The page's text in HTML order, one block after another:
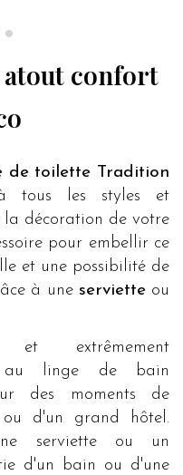
atout confort
de toilette Tradition
tous les styles et
décoration de votre
pour embellir ce
et une possibilité de
à une servietteou
extrêmement
au linge de bain
des moments de
ou d'un grand hôtel.
serviette ou un
d'un bain ou d'une